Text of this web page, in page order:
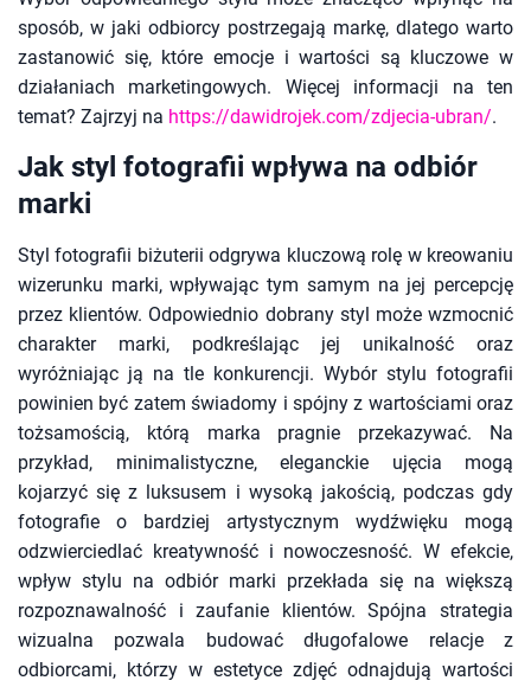
sposób, w jaki odbiorcy postrzegają markę, dlatego warto
zastanowić się, które emocje i wartości są kluczowe w
działaniach marketingowych. Więcej informacji na ten
temat? Zajrzyj na https://dawidrojek.com/zdjecia-ubran/.
Jak styl fotografii wpływa na odbiór
marki
Styl fotografii biżuterii odgrywa kluczową rolę w kreowaniu
wizerunku marki, wpływając tym samym na jej percepcję
przez klientów. Odpowiednio dobrany styl może wzmocnić
charakter marki, podkreślając jej unikalność oraz
wyróżniając ją na tle konkurencji. Wybór stylu fotografii
powinien być zatem świadomy i spójny z wartościami oraz
tożsamością, którą marka pragnie przekazywać. Na
przykład, minimalistyczne, eleganckie ujęcia mogą
kojarzyć się z luksusem i wysoką jakością, podczas gdy
fotografie o bardziej artystycznym wydźwięku mogą
odzwierciedlać kreatywność i nowoczesność. W efekcie,
wpływ stylu na odbiór marki przekłada się na większą
rozpoznawalność i zaufanie klientów. Spójna strategia
wizualna pozwala budować długofalowe relacje z
odbiorcami, którzy w estetyce zdjęć odnajdują wartości